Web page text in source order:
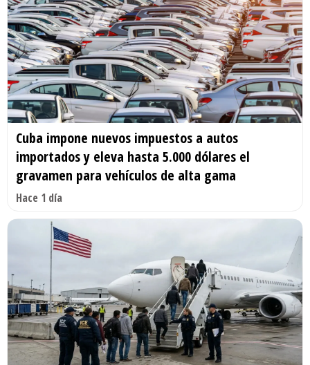
Cuba impone nuevos impuestos a autos
importados y eleva hasta 5.000 dólares el
gravamen para vehículos de alta gama
Hace 1 día